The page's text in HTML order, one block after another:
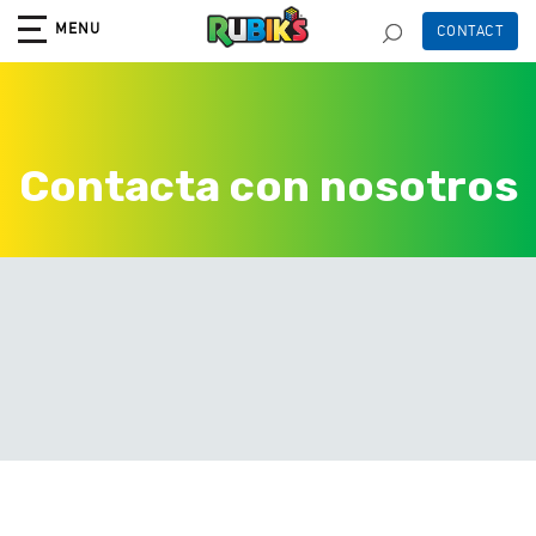
Toggle navigation
MENU CONTACT
Contacta con nosotros